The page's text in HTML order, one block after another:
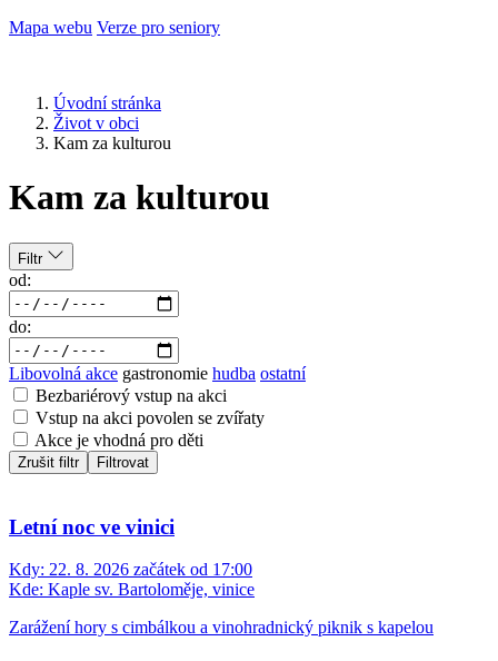
Mapa webu Verze pro seniory
Úvodní stránka
Život v obci
Kam za kulturou
Kam za kulturou
Filtr
od:
do:
Libovolná akce gastronomie hudba ostatní
Bezbariérový vstup na akci
Vstup na akci povolen se zvířaty
Akce je vhodná pro děti
Zrušit filtr Filtrovat
Letní noc ve vinici
Kdy: 22. 8. 2026 začátek od 17:00
Kde: Kaple sv. Bartoloměje, vinice
Zarážení hory s cimbálkou a vinohradnický piknik s kapelou